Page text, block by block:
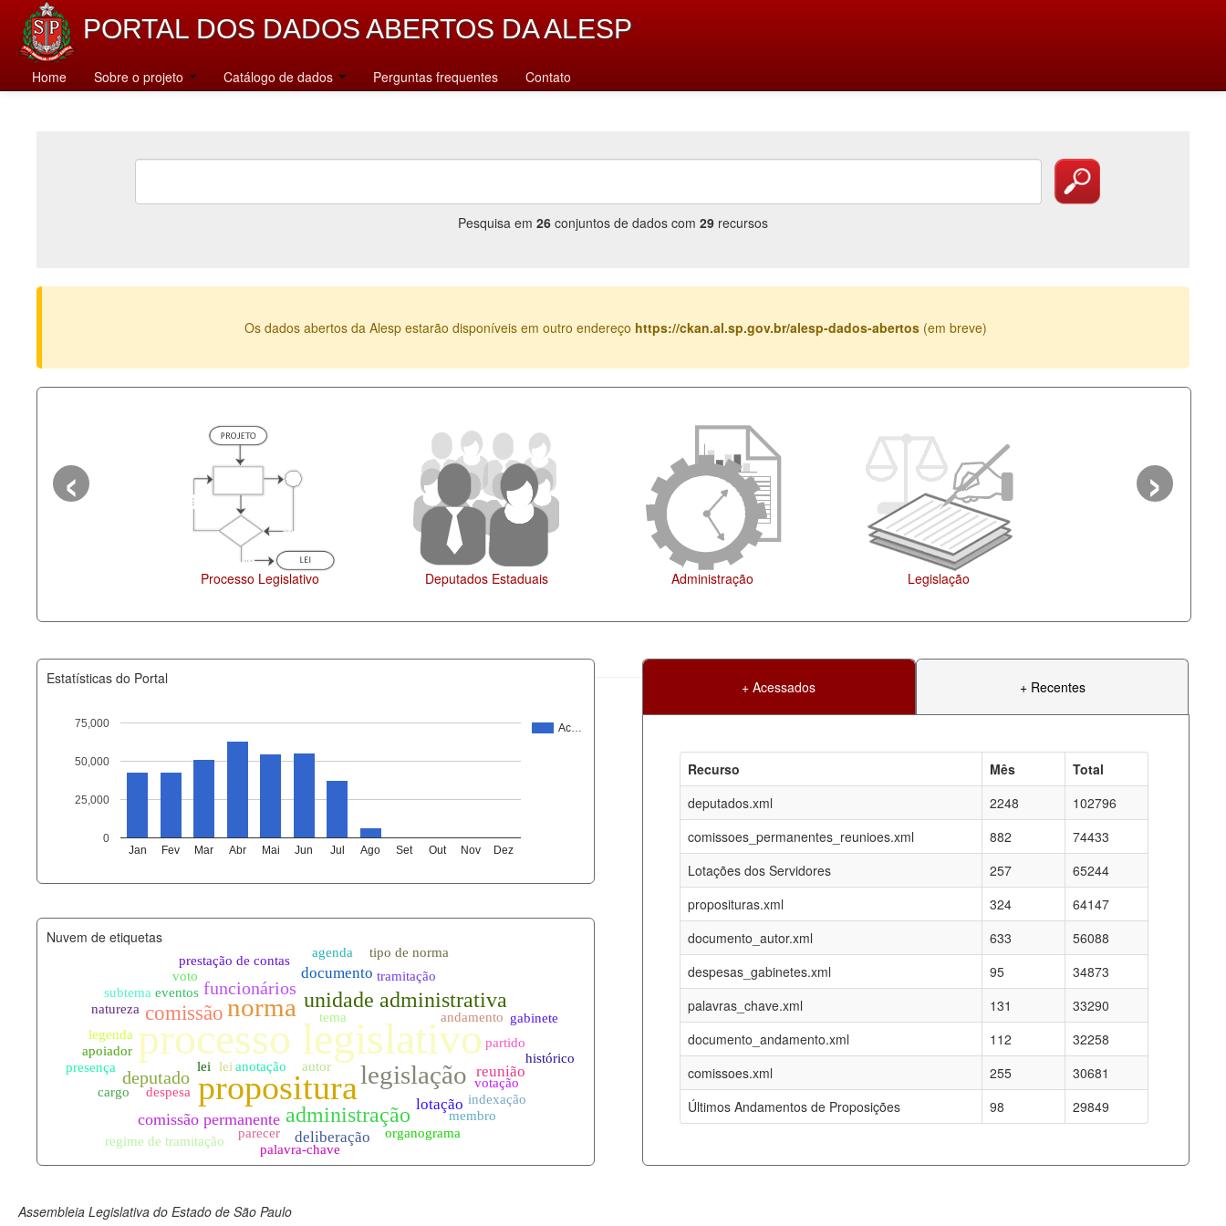
PORTAL DOS DADOS ABERTOS DA ALESP
Home Sobre o projeto Catálogo de dados Perguntas frequentes Contato
Pesquisa em 26 conjuntos de dados com 29 recursos
Os dados abertos da Alesp estarão disponíveis em outro endereço https://ckan.al.sp.gov.br/alesp-dados-abertos (em breve)
Deputados Estaduais Administração Legislação
‹ ›
Estatísticas do Portal
Ac…
Jan Fev Mar Abr Mai Jun Jul Ago Set Out Nov Dez
0
25,000
50,000
75,000
+ Acessados + Recentes
Recurso Mês
Total
deputados.xml
2248
102796
comissoes_permanentes_reunioes.xml
882
74433
Lotações dos Servidores
257
65244
proposituras.xml
324
64147
documento_autor.xml
633
56088
despesas_gabinetes.xml
95
34873
palavras_chave.xml
131
33290
documento_andamento.xml
112
32258
comissoes.xml
255
30681
Últimos Andamentos de Proposições
98 29849
documento_andamento_atual.xml
08-08-2026
agenda_eventos.xml
08-08-2026
comissoes_permanentes_votacoes.xml
documento_andamento.xml
08-08-2026
palavras_chave.xml
08-08-2026
legislacao_normas.xml
08-08-2026
legislacao_norma_anotacoes.xml
08-08-2026
Nuvem de etiquetas
Assembleia Legislativa do Estado de São Paulo